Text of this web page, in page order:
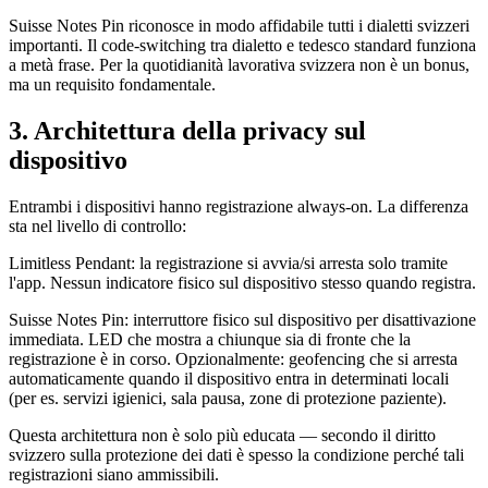
Suisse Notes Pin riconosce in modo affidabile tutti i dialetti svizzeri
importanti. Il code-switching tra dialetto e tedesco standard funziona
a metà frase. Per la quotidianità lavorativa svizzera non è un bonus,
ma un requisito fondamentale.
3. Architettura della privacy sul
dispositivo
Entrambi i dispositivi hanno registrazione always-on. La differenza
sta nel livello di controllo:
Limitless Pendant: la registrazione si avvia/si arresta solo tramite
l'app. Nessun indicatore fisico sul dispositivo stesso quando registra.
Suisse Notes Pin: interruttore fisico sul dispositivo per disattivazione
immediata. LED che mostra a chiunque sia di fronte che la
registrazione è in corso. Opzionalmente: geofencing che si arresta
automaticamente quando il dispositivo entra in determinati locali
(per es. servizi igienici, sala pausa, zone di protezione paziente).
Questa architettura non è solo più educata — secondo il diritto
svizzero sulla protezione dei dati è spesso la condizione perché tali
registrazioni siano ammissibili.